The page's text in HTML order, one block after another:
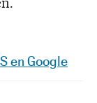
en Google